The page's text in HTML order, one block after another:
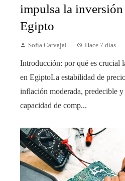
impulsa la inversión
Egipto
Sofía Carvajal Hace 7 días
Introducción: por qué es crucial
en EgiptoLa estabilidad de
inflación moderada, predecible y
capacidad de comp...